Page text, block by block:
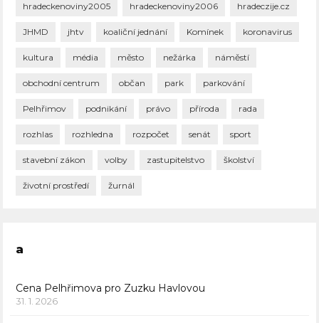
hradeckenoviny2005 hradeckenoviny2006 hradeczije.cz
JHMD jhtv koaliční jednání Komínek koronavirus
kultura média město nežárka náměstí
obchodní centrum občan park parkování
Pelhřimov podnikání právo příroda rada
rozhlas rozhledna rozpočet senát sport
stavební zákon volby zastupitelstvo školství
životní prostředí žurnál
a
Cena Pelhřimova pro Zuzku Havlovou
31. 1. 2026